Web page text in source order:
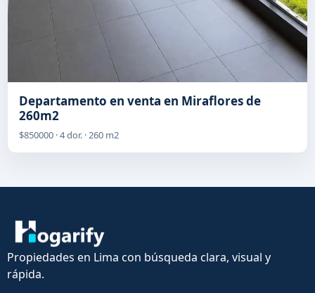
Departamento en venta en Miraflores de
260m2
$850000 · 4 dor. · 260 m2
Propiedades en Lima con búsqueda clara, visual y
rápida.